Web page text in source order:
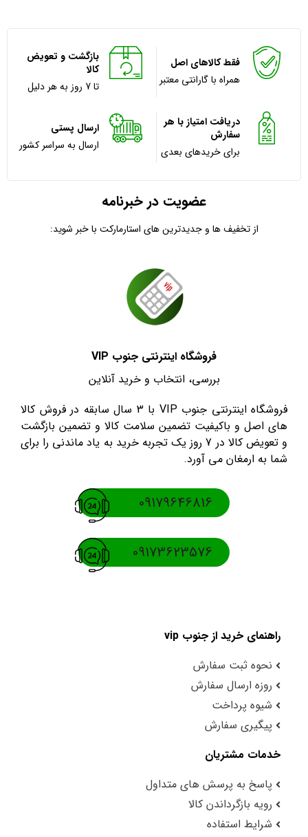
فقط کالاهای اصل
همراه با گارانتی معتبر
بازگشت و تعویض
کالا
تا 7 روز به هر دلیل
دریافت امتیاز با هر
سفارش
برای خریدهای بعدی
ارسال پستی
ارسال به سراسر کشور
عضویت در خبرنامه
از تخفیف ها و جدیدترین های استارمارکت با خبر شوید:
فروشگاه اینترنتی جنوب VIP
بررسی، انتخاب و خرید آنلاین
فروشگاه اینترنتی جنوب VIP با 3 سال سابقه در فروش کالا
های اصل و باکیفیت تضمین سلامت کالا و تضمین بازگشت
و تعویض کالا در 7 روز یک تجربه خرید به یاد ماندنی را برای
شما به ارمغان می آورد.
09179646816
09173623576
راهنمای خرید از جنوب vip
نحوه ثبت سفارش
روزه ارسال سفارش
شیوه پرداخت
پیگیری سفارش
خدمات مشتریان
پاسخ به پرسش های متداول
رویه بازگرداندن کالا
شرایط استفاده